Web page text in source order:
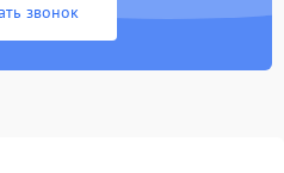
звонок